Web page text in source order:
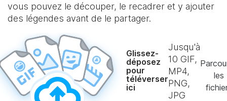
vous pouvez le découper, le recadrer et y ajouter
des légendes avant de le partager.
Glissez-
déposez
pour
téléverser
ici
Jusqu'à
10 GIF,
MP4,
PNG,
JPG
les